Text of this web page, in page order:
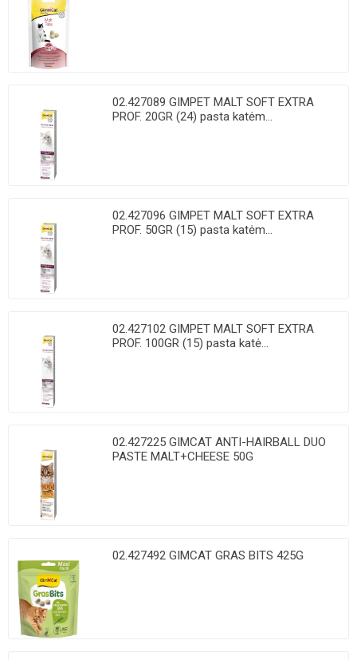
02.427089 GIMPET MALT SOFT EXTRA
PROF. 20GR (24) pasta katėm...
02.427096 GIMPET MALT SOFT EXTRA
PROF. 50GR (15) pasta katėm...
02.427102 GIMPET MALT SOFT EXTRA
PROF. 100GR (15) pasta katė...
02.427225 GIMCAT ANTI-HAIRBALL DUO
PASTE MALT+CHEESE 50G
02.427492 GIMCAT GRAS BITS 425G